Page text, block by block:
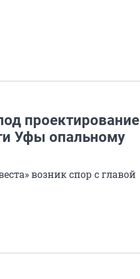
проектирование
Уфы опальному
возник спор с главой